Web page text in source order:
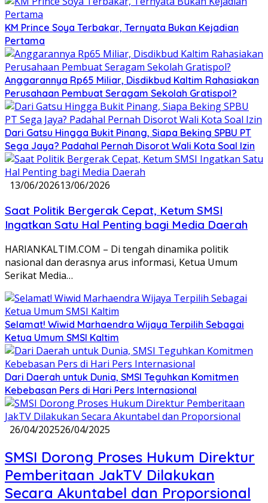
KM Prince Soya Terbakar, Ternyata Bukan Kejadian
Pertama
Anggarannya Rp65 Miliar, Disdikbud Kaltim Rahasiakan
Perusahaan Pembuat Seragam Sekolah Gratispol?
Dari Gatsu Hingga Bukit Pinang, Siapa Beking SPBU PT
Sega Jaya? Padahal Pernah Disorot Wali Kota Soal Izin
13/06/202613/06/2026
Saat Politik Bergerak Cepat, Ketum SMSI
Ingatkan Satu Hal Penting bagi Media Daerah
HARIANKALTIM.COM – Di tengah dinamika politik
nasional dan derasnya arus informasi, Ketua Umum
Serikat Media…
Selamat! Wiwid Marhaendra Wijaya Terpilih Sebagai
Ketua Umum SMSI Kaltim
Dari Daerah untuk Dunia, SMSI Teguhkan Komitmen
Kebebasan Pers di Hari Pers Internasional
26/04/202526/04/2025
SMSI Dorong Proses Hukum Direktur
Pemberitaan JakTV Dilakukan
Secara Akuntabel dan Proporsional